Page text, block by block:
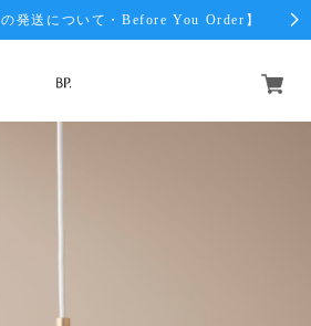
の発送について・Before You Order】